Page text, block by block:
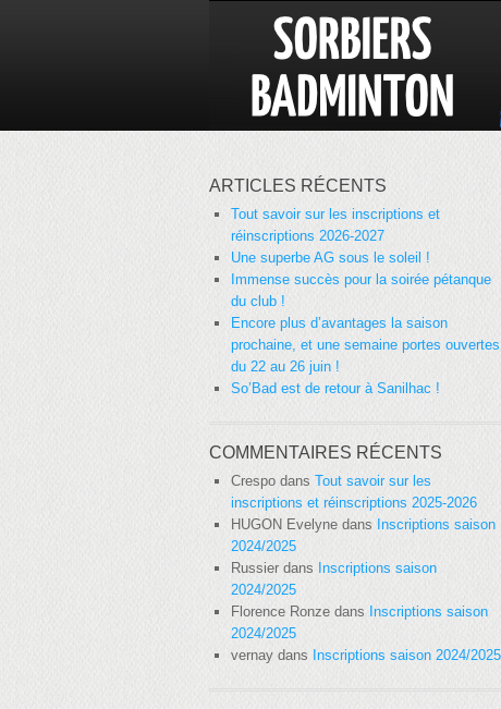
ARTICLES RÉCENTS
Tout savoir sur les inscriptions et
réinscriptions 2026-2027
Une superbe AG sous le soleil !
Immense succès pour la soirée pétanque
du club !
Encore plus d’avantages la saison
prochaine, et une semaine portes ouvertes
du 22 au 26 juin !
So’Bad est de retour à Sanilhac !
COMMENTAIRES RÉCENTS
Crespo dans Tout savoir sur les
inscriptions et réinscriptions 2025-2026
HUGON Evelyne dans
Inscriptions saison
2024/2025
Russier dans Inscriptions saison
2024/2025
Florence Ronze dans Inscriptions saison
2024/2025
vernay dans Inscriptions saison 2024/2025